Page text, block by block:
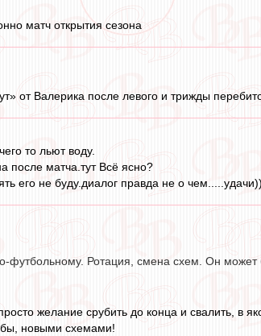
матч открытия сезона
от Валерика после левого и трижды
то льют воду.
после матча.тут Всё ясно?
его не буду.диалог правда не о
футбольному. Ротация, смена схем. Он
желание срубить до конца и свалить, в
новыми схемами!